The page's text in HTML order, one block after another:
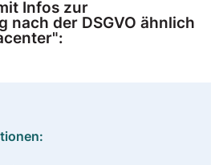
Infos zur
nach der DSGVO ähnlich